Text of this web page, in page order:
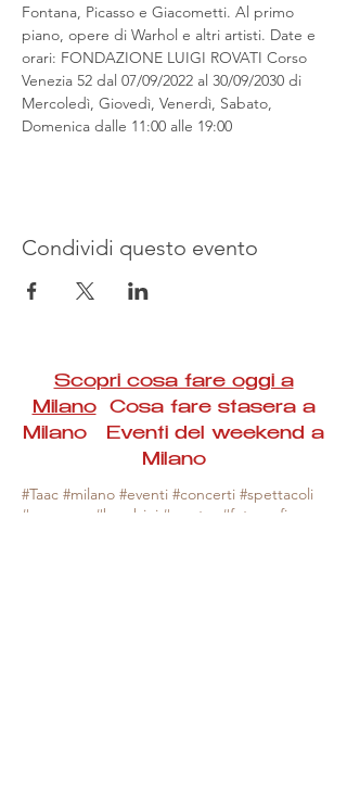
Fontana, Picasso e Giacometti. Al primo
piano, opere di Warhol e altri artisti. Date e
orari: FONDAZIONE LUIGI ROVATI Corso
Venezia 52 dal 07/09/2022 al 30/09/2030 di
Mercoledì, Giovedì, Venerdì, Sabato,
Domenica dalle 11:00 alle 19:00
Condividi questo evento
Scopri cosa fare oggi a
MilanoCosa fare stasera a
Milano Eventi del weekend a
Milano
#Taac #milano #eventi #concerti #spettacoli
#rassegne #bambini #mostre #fotografia